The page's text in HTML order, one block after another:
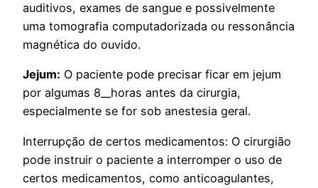
auditivos, exames de sangue e possivelmente
uma tomografia computadorizada ou ressonância
magnética do ouvido.
Jejum: O paciente pode precisar ficar em jejum
por algumas 8__horas antes da cirurgia,
especialmente se for sob anestesia geral.
Interrupção de certos medicamentos: O cirurgião
pode instruir o paciente a interromper o uso de
certos medicamentos, como anticoagulantes,